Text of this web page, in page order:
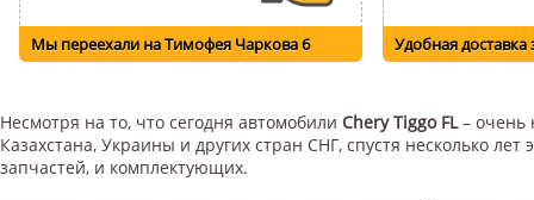
Мы переехали на Тимофея Чаркова 6 Удобная доставка
Несмотря на то, что сегодня автомобили Chery Tiggo FL– очень
Казахстана, Украины и других стран СНГ, спустя несколько
запчастей, и комплектующих.